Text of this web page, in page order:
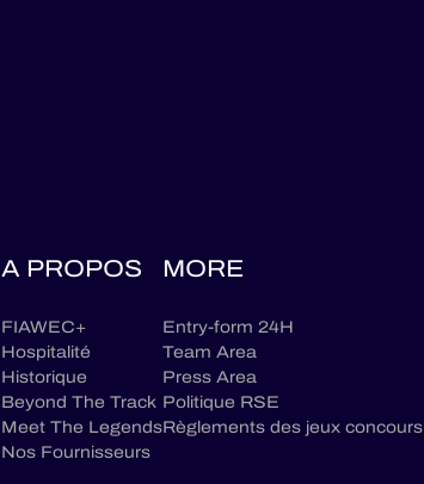
A PROPOS
FIAWEC+
Hospitalité
Historique
Beyond The Track
Meet The Legends
Nos Fournisseurs
MORE
Entry-form 24H
Team Area
Press Area
Politique RSE
Règlements des jeux concours